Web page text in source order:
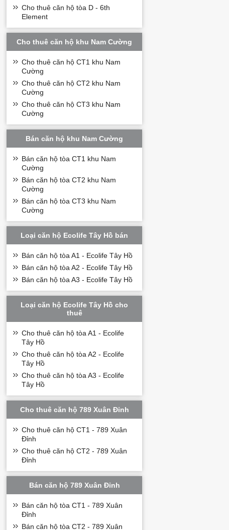
Cho thuê căn hộ tòa D - 6th
Element
Cho thuê căn hộ khu Nam Cường
Cho thuê căn hộ CT1 khu Nam
Cường
Cho thuê căn hộ CT2 khu Nam
Cường
Cho thuê căn hộ CT3 khu Nam
Cường
Bán căn hộ khu Nam Cường
Bán căn hộ tòa CT1 khu Nam
Cường
Bán căn hộ tòa CT2 khu Nam
Cường
Bán căn hộ tòa CT3 khu Nam
Cường
Loại căn hộ Ecolife Tây Hồ bán
Bán căn hộ tòa A1 - Ecolife Tây Hồ
Bán căn hộ tòa A2 - Ecolife Tây Hồ
Bán căn hộ tòa A3 - Ecolife Tây Hồ
Loại căn hộ Ecolife Tây Hồ cho
thuê
Cho thuê căn hộ tòa A1 - Ecolife
Tây Hồ
Cho thuê căn hộ tòa A2 - Ecolife
Tây Hồ
Cho thuê căn hộ tòa A3 - Ecolife
Tây Hồ
Cho thuê căn hộ 789 Xuân Đỉnh
Cho thuê căn hộ CT1 - 789 Xuân
Đỉnh
Cho thuê căn hộ CT2 - 789 Xuân
Đỉnh
Bán căn hộ 789 Xuân Đỉnh
Bán căn hộ tòa CT1 - 789 Xuân
Đỉnh
Bán căn hộ tòa CT2 - 789 Xuân